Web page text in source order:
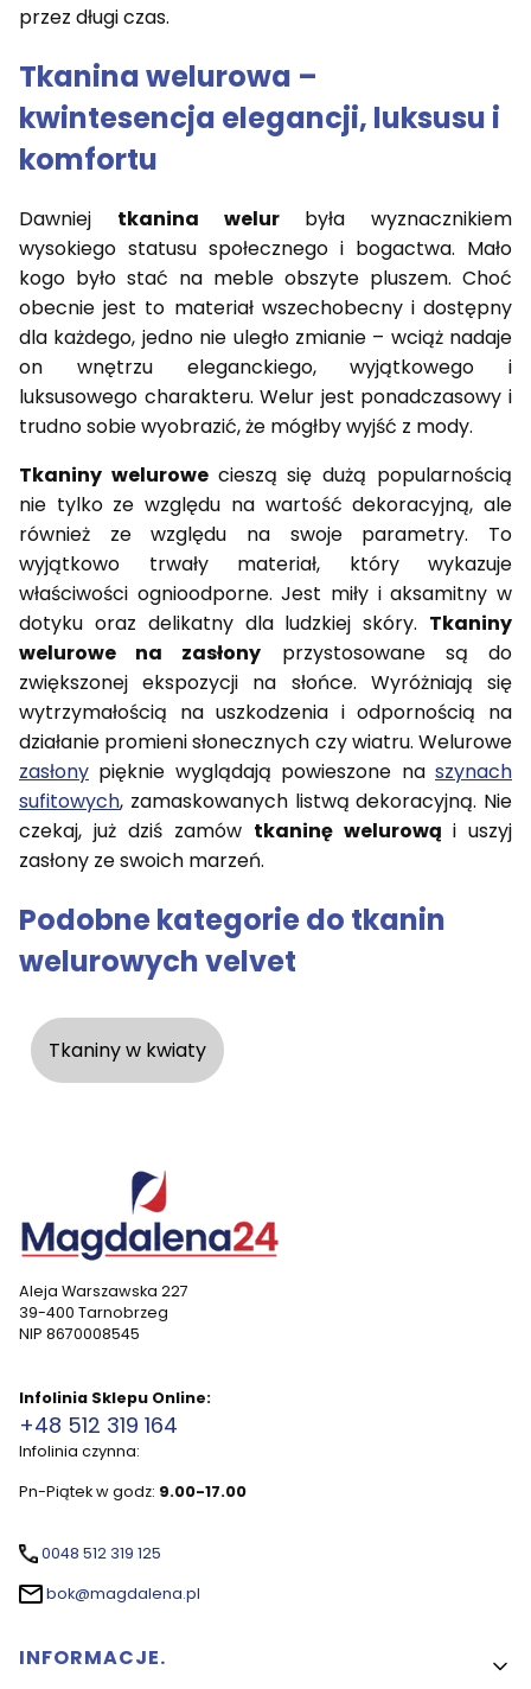
przez długi czas.
Tkanina welurowa –
kwintesencja elegancji, luksusu i
komfortu
Dawniej tkanina welur była wyznacznikiem
wysokiego statusu społecznego i bogactwa. Mało
kogo było stać na meble obszyte pluszem. Choć
obecnie jest to materiał wszechobecny i dostępny
dla każdego, jedno nie uległo zmianie – wciąż nadaje
on wnętrzu eleganckiego, wyjątkowego i
luksusowego charakteru. Welur jest ponadczasowy i
trudno sobie wyobrazić, że mógłby wyjść z mody.
Tkaniny welurowe cieszą się dużą popularnością
nie tylko ze względu na wartość dekoracyjną, ale
również ze względu na swoje parametry. To
wyjątkowo trwały materiał, który wykazuje
właściwości ognioodporne. Jest miły i aksamitny w
dotyku oraz delikatny dla ludzkiej skóry. Tkaniny
welurowe na zasłony przystosowane są do
zwiększonej ekspozycji na słońce. Wyróżniają się
wytrzymałością na uszkodzenia i odpornością na
działanie promieni słonecznych czy wiatru. Welurowe
zasłony pięknie wyglądają powieszone na szynach
sufitowych, zamaskowanych listwą dekoracyjną. Nie
czekaj, już dziś zamów tkaninę welurową i uszyj
zasłony ze swoich marzeń.
Podobne kategorie do tkanin
welurowych velvet
Tkaniny w kwiaty
Aleja Warszawska 227
39-400 Tarnobrzeg
NIP 8670008545
Infolinia Sklepu Online:
+48 512 319 164
Infolinia czynna:
Pn-Piątek w godz: 9.00-17.00
0048 512 319 125
bok@magdalena.pl
Linki w stopce
INFORMACJE.